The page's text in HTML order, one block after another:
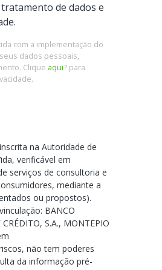
de dados e
com a implementação do
dados pessoais,
Clique aqui? para
na Autoridade de
verificável em
serviços de consultoria e
mediante a
ou propostos).
BANCO
S.A., MONTEPIO
não tem poderes
da informação pré-